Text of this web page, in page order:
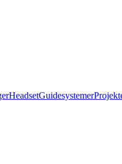
HeadsetGuidesystemer